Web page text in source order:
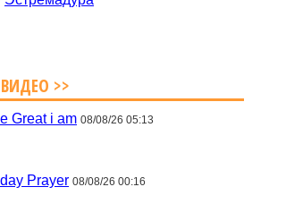
>>
Great i am 08/08/26 05:13
Prayer 08/08/26 00:16